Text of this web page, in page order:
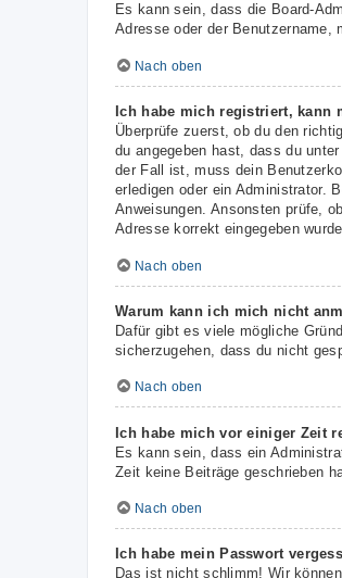
Es kann sein, dass die Board-
Adresse oder der Benutzername,
Nach oben
Ich habe mich registriert, kann
Überprüfe zuerst, ob du den
du angegeben hast, dass du
der Fall ist, muss dein
erledigen oder ein Administrator.
Anweisungen. Ansonsten prüfe,
Adresse korrekt eingegeben
Nach oben
Warum kann ich mich nicht
Dafür gibt es viele mögliche
sicherzugehen, dass du nicht
Nach oben
Ich habe mich vor einiger Zeit
Es kann sein, dass ein
Zeit keine Beiträge geschrieben
Nach oben
Ich habe mein Passwort
Das ist nicht schlimm! Wir